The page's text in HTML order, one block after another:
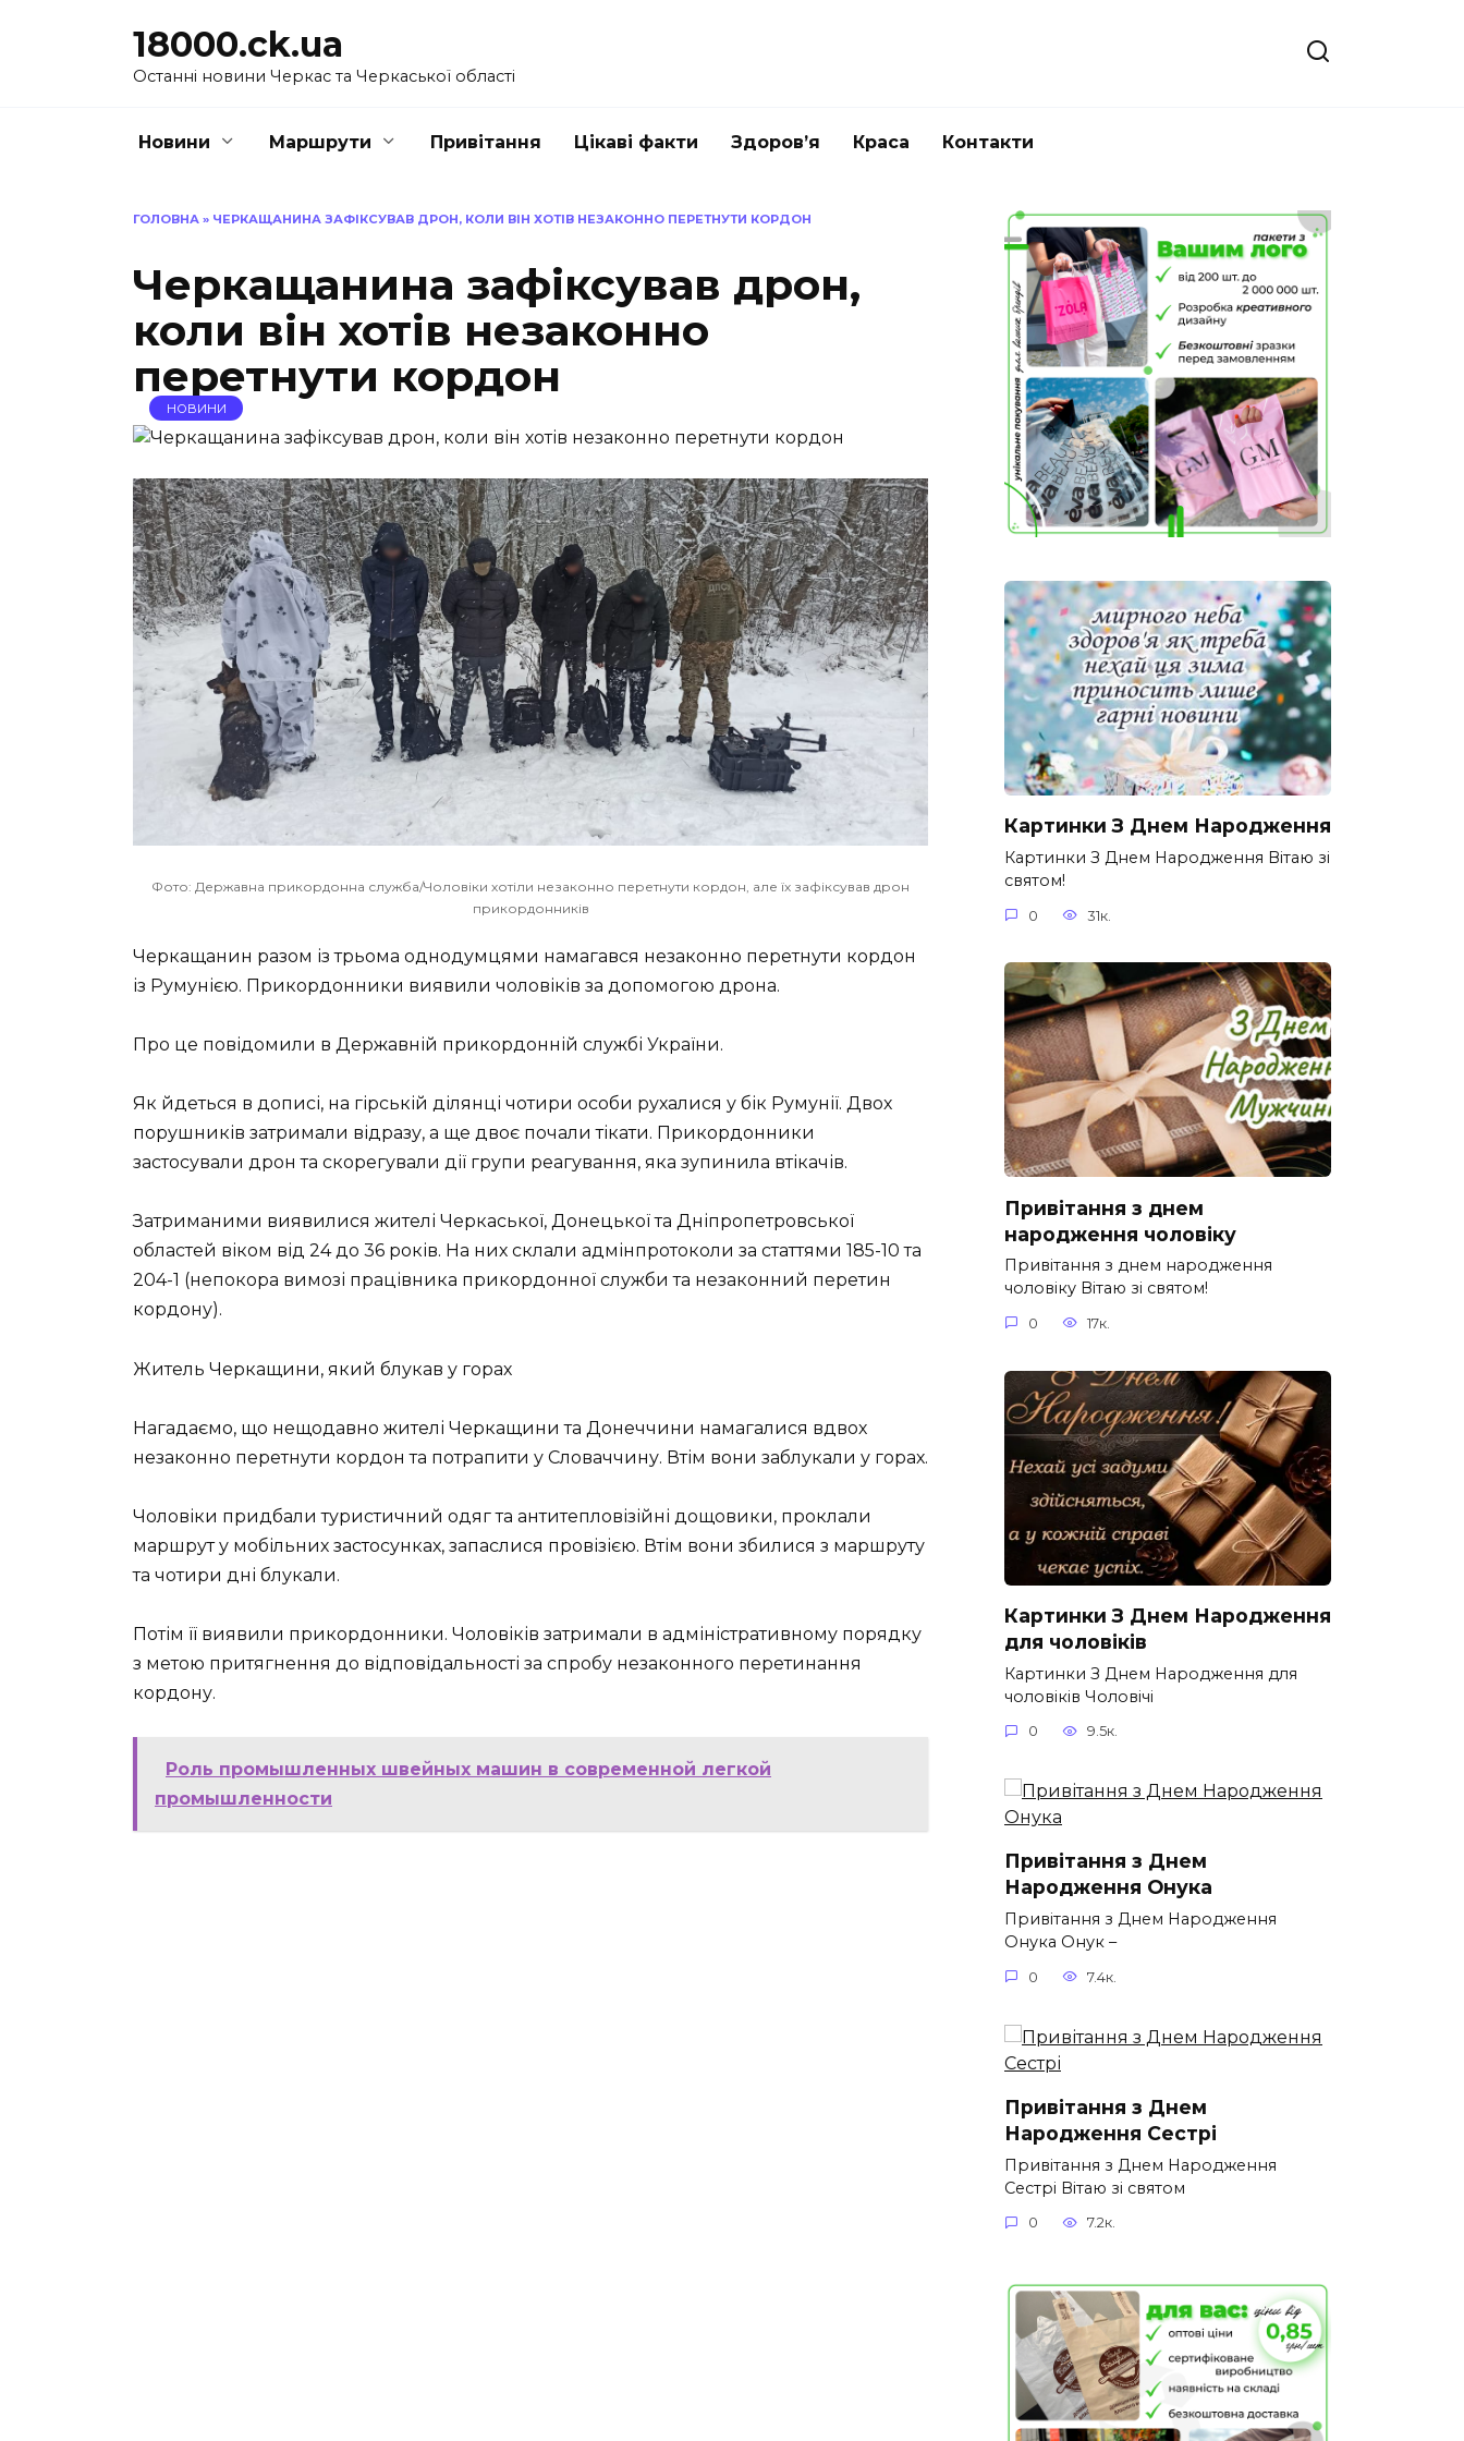
18000.ck.ua
Останні новини Черкас та Черкаської області
Новини Маршрути Привітання Цікаві факти Здоров’я Краса Контакти
ГОЛОВНА » ЧЕРКАЩАНИНА ЗАФІКСУВАВ ДРОН, КОЛИ ВІН ХОТІВ НЕЗАКОННО ПЕРЕТНУТИ КОРДОН
Черкащанина зафіксував дрон,
коли він хотів незаконно
перетнути кордон
НОВИНИ
Фото: Державна прикордонна служба/Чоловіки хотіли незаконно перетнути кордон, але їх зафіксував дрон
прикордонників
Черкащанин разом із трьома однодумцями намагався незаконно перетнути кордон
із Румунією. Прикордонники виявили чоловіків за допомогою дрона.
Про це повідомили в Державній прикордонній службі України.
Як йдеться в дописі, на гірській ділянці чотири особи рухалися у бік Румунії. Двох
порушників затримали відразу, а ще двоє почали тікати. Прикордонники
застосували дрон та скорегували дії групи реагування, яка зупинила втікачів.
Затриманими виявилися жителі Черкаської, Донецької та Дніпропетровської
областей віком від 24 до 36 років. На них склали адмінпротоколи за статтями 185-10 та
204-1 (непокора вимозі працівника прикордонної служби та незаконний перетин
кордону).
Житель Черкащини, який блукав у горах
Нагадаємо, що нещодавно жителі Черкащини та Донеччини намагалися вдвох
незаконно перетнути кордон та потрапити у Словаччину. Втім вони заблукали у горах.
Чоловіки придбали туристичний одяг та антитепловізійні дощовики, проклали
маршрут у мобільних застосунках, запаслися провізією. Втім вони збилися з маршруту
та чотири дні блукали.
Потім її виявили прикордонники. Чоловіків затримали в адміністративному порядку
з метою притягнення до відповідальності за спробу незаконного перетинання
кордону.
Роль промышленных швейных машин в современной легкой
промышленности
Картинки З Днем Народження
Картинки З Днем Народження Вітаю зі
святом!
0 31к.
Привітання з днем
народження чоловіку
Привітання з днем народження
чоловіку Вітаю зі святом!
0 17к.
Картинки З Днем Народження
для чоловіків​
Картинки З Днем Народження для
чоловіків​ Чоловічі
0 9.5к.
Привітання з Днем
Народження Онука
Привітання з Днем Народження
Онука Онук –
0 7.4к.
Привітання з Днем
Народження Сестрі
Привітання з Днем Народження
Сестрі Вітаю зі святом
0 7.2к.